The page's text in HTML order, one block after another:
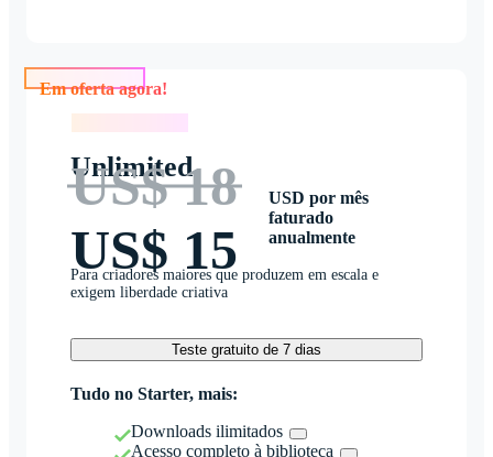
Unlimited
US$ 18
US$ 15
USD por mês
faturado
anualmente
Para criadores maiores que produzem em escala e
exigem liberdade criativa
Teste gratuito de 7 dias
Tudo no Starter, mais:
Downloads ilimitados
Acesso completo à biblioteca